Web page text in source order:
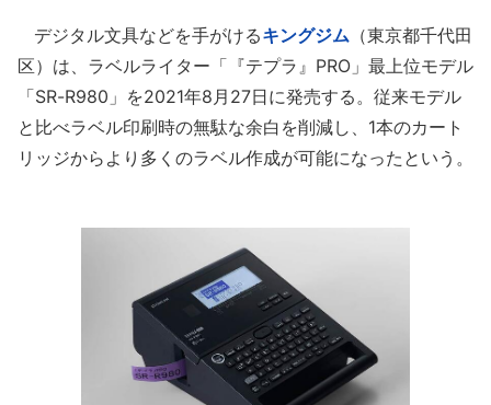
デジタル文具などを手がけるキングジム （東京都千代田
区）は、ラベルライター「『テプラ』PRO」最上位モデル
「SR-R980」を2021年8月27日に発売する。従来モデル
と比べラベル印刷時の無駄な余白を削減し、1本のカート
リッジからより多くのラベル作成が可能になったという。